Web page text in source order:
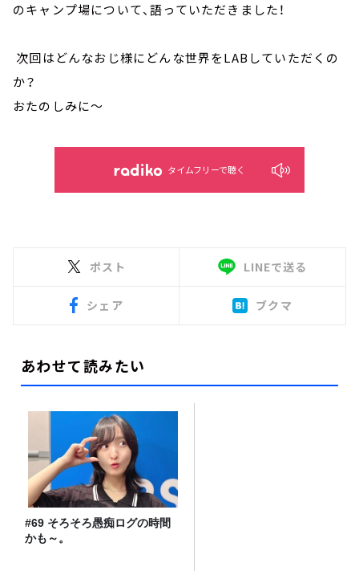
のキャンプ場について、語っていただきました！
次回はどんなおじ様にどんな世界をLABしていただくの
か？
おたのしみに～
タイムフリーで聴く
ポスト LINEで送る
シェア ブクマ
あわせて読みたい
#69 そろそろ愚痴ログの時間
かも～。